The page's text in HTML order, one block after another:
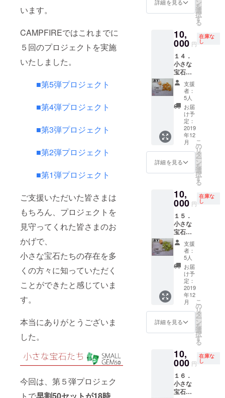
います。
CAMPFIREではこれまでに
５回のプロジェクトを実施
いたしました。
■第5弾プロジェクト
■第4弾プロジェクト
■第3弾プロジェクト
■第2弾プロジェクト
■第1弾プロジェクト
ご支援いただいた皆さまは
もちろん、プロジェクトを
見守ってくれた皆さまのお
かげで、
小さな宝石たちの存在を多
くの方々に知っていただく
ことができたと感じていま
す。
本当にありがとうございま
した。
今回は、第５弾プロジェク
てくだ
となり
ます。
特別価
格
10,000
円
（税・
送料
込） ※
お届け
先のご
住所
は、番
地以下
まで忘
れずに
入力し
ちの中
から、
のピン
ク」の
宝石を
選別し
まし
た。 で
きるだ
け詰め
込んだ
小瓶を
１セッ
トお届
けしま
す。 宝
石の種
類や
形、大
となり
ます。
特別価
格
10,000
円
（税・
送料
込） ※
お届け
先のご
住所
は、番
地以下
まで忘
れずに
入力し
詳細を見る ン
を
選
択
す
る
10,
000 円
在庫な
し
１４．
小さな
宝石た
ち「オ
レンジ
色」
【通
常】
（品
番：
O1910-
F-1s）
小さな
宝石た
ちの中
から、
ンジ」
の宝石
を選別
しまし
た。 で
きるだ
け詰め
込んだ
小瓶を
１セッ
トお届
けしま
す。 宝
石の種
類や
形、大
きさ、
ます。
特別価
格
10,000
円
（税・
支援
者：
5人
お届
け予
定：
2019
年12
月
詳細を見る
こ
の
リ
タ
ー
ン
を
選
択
す
る
10,
000 円
在庫な
し
１５．
小さな
宝石た
ち「黄
緑色」
【通
常】
（品
番：
LG1910
-F-1s）
小さな
宝石た
ちの中
から、
「黄
宝石を
選別し
まし
た。 で
きるだ
け詰め
支援
者：
5人
お届
け予
定：
2019
年12
月
詳細を見る
こ
の
リ
タ
ー
ン
を
選
択
す
る
10,
000 円
在庫な
し
１６．
小さな
宝石た